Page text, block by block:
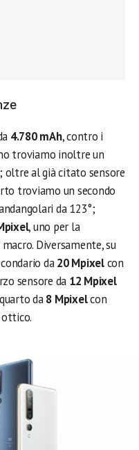
4.780 mAh, contro i
troviamo inoltre un
al già citato sensore
troviamo un secondo
da 123°;
, uno per la
Diversamente, su
da20 Mpixelcon
sensore da 12 Mpixel
da8 Mpixelcon